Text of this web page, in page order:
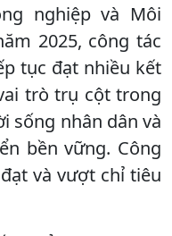
nghiệp và Môi
2025, công tác
tục đạt nhiều kết
trò trụ cột trong
sống nhân dân và
bền vững. Công
và vượt chỉ tiêu